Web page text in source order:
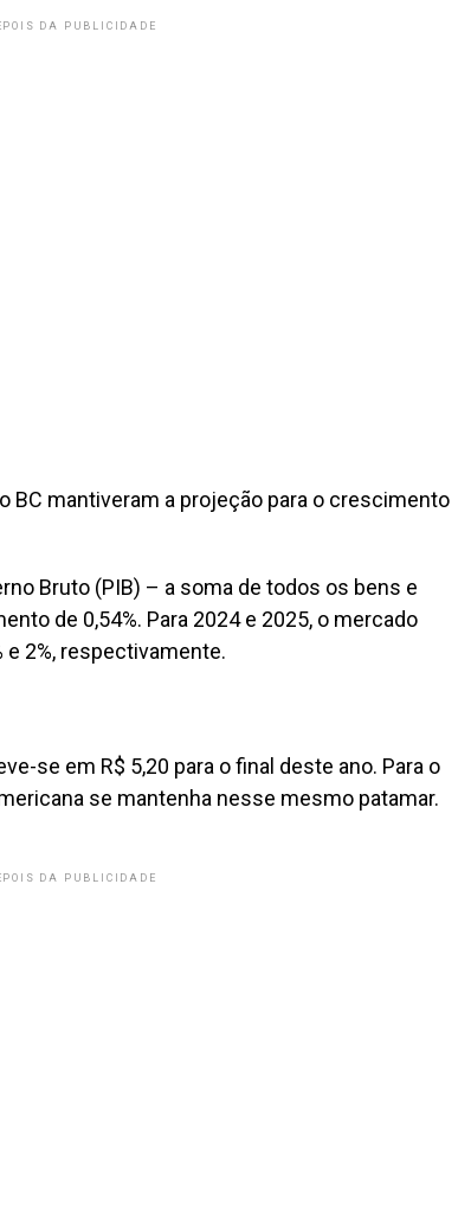
DA PUBLICIDADE
mantiveram a projeção para o crescimento
Bruto (PIB) – a soma de todos os bens e
de 0,54%. Para 2024 e 2025, o mercado
e 2%, respectivamente.
se em R$ 5,20 para o final deste ano. Para o
se mantenha nesse mesmo patamar.
DA PUBLICIDADE